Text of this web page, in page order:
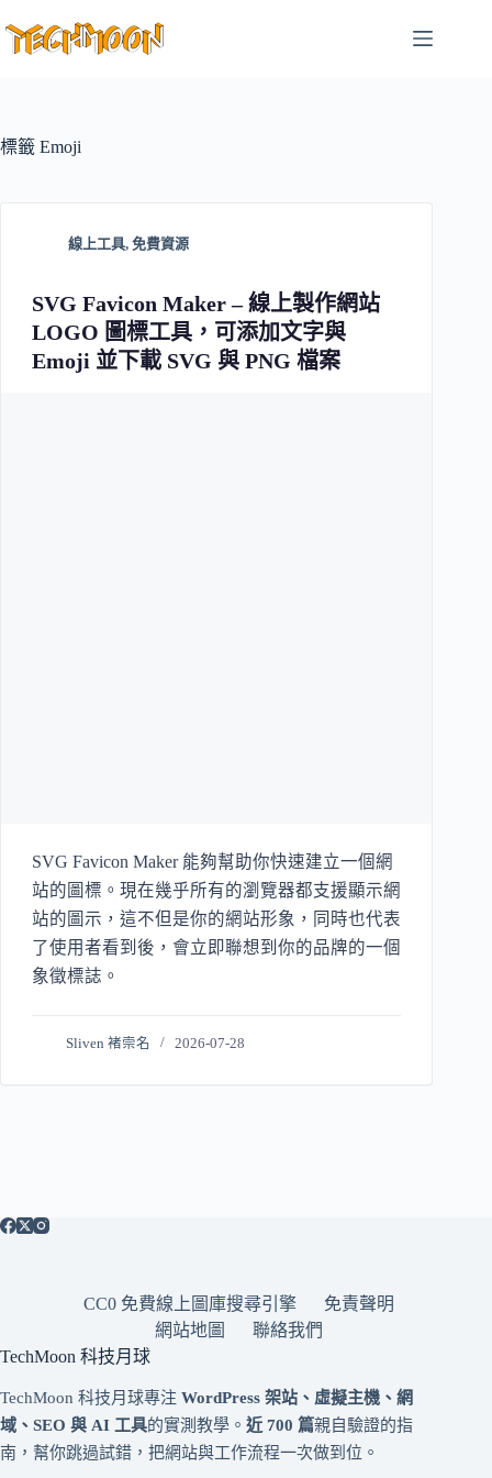
至
容
標籤 Emoji
線上工具, 免費資源
SVG Favicon Maker – 線上製作網站
LOGO 圖標工具，可添加文字與
Emoji 並下載 SVG 與 PNG 檔案
SVG Favicon Maker 能夠幫助你快速建立一個網
站的圖標。現在幾乎所有的瀏覽器都支援顯示網
站的圖示，這不但是你的網站形象，同時也代表
了使用者看到後，會立即聯想到你的品牌的一個
象徵標誌。
Sliven 褚崇名 2026-07-28
CC0 免費線上圖庫搜尋引擎
免責聲明
網站地圖
聯絡我們
TechMoon 科技月球
TechMoon 科技月球專注 WordPress 架站、虛擬主機、網
域、SEO 與 AI 工具的實測教學。 近 700 篇親自驗證的指
南，幫你跳過試錯，把網站與工作流程一次做到位。